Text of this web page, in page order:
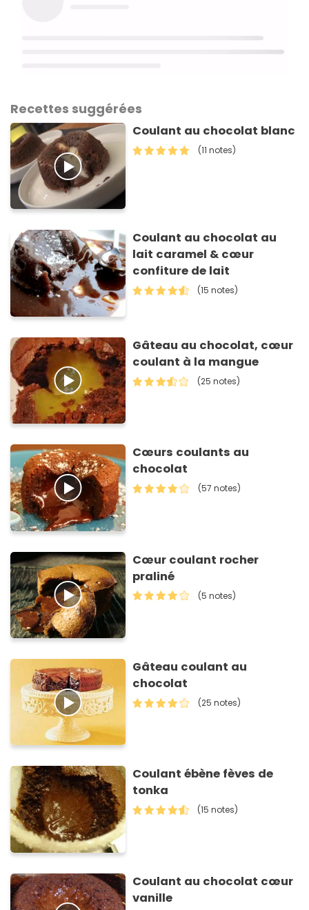
Recettes suggérées
Coulant au chocolat blanc
(11 notes)
Coulant au chocolat au
lait caramel & cœur
confiture de lait
(15 notes)
Gâteau au chocolat, cœur
coulant à la mangue
(25 notes)
Cœurs coulants au
chocolat
(57 notes)
Cœur coulant rocher
praliné
(5 notes)
Gâteau coulant au
chocolat
(25 notes)
Coulant ébène fèves de
tonka
(15 notes)
Coulant au chocolat cœur
vanille